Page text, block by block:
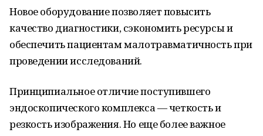
Новое оборудование позволяет повысить
качество диагностики, сэкономить ресурсы и
обеспечить пациентам малотравматичность при
проведении исследований.
Принципиальное отличие поступившего
эндоскопического комплекса — четкость и
резкость изображения. Но еще более важное